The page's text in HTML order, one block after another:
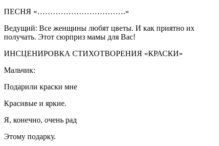
ПЕСНЯ «…………………………….»
Ведущий: Все женщины любят цветы. И как приятно их
получать. Этот сюрприз мамы для Вас!
ИНСЦЕНИРОВКА СТИХОТВОРЕНИЯ «КРАСКИ»
Мальчик:
Подарили краски мне
Красивые и яркие.
Я, конечно, очень рад
Этому подарку.